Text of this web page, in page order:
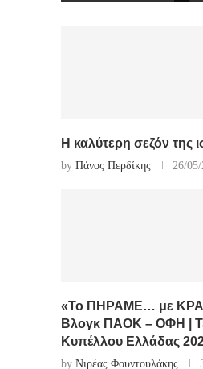
Η καλύτερη σεζόν της
by Πάνος Περδίκης 26/
«Το ΠΗΡΑΜΕ… με
Βλογκ ΠΑΟΚ – ΟΦΗ |
Κυπέλλου Ελλάδας
by Νιρέας Φουντουλάκης